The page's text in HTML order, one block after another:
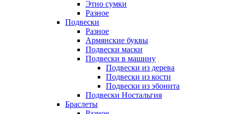
Этно сумки
Разное
Подвески
Разное
Армянские буквы
Подвески маски
Подвески в машину
Подвески из дерева
Подвески из кости
Подвески из эбонита
Подвески Ностальгия
Браслеты